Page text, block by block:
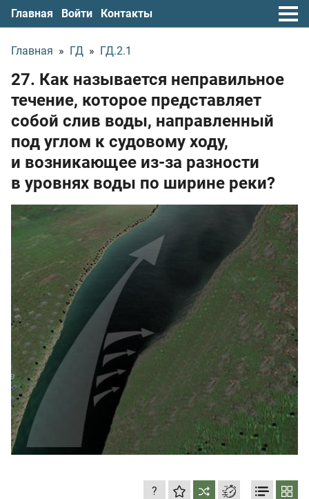
Главная Войти Контакты
Главная » ГД » ГД.2.1
27. Как называется неправильное
течение, которое представляет
собой слив воды, направленный
под углом к судовому ходу,
и возникающее из-за разности
в уровнях воды по ширине реки?
?